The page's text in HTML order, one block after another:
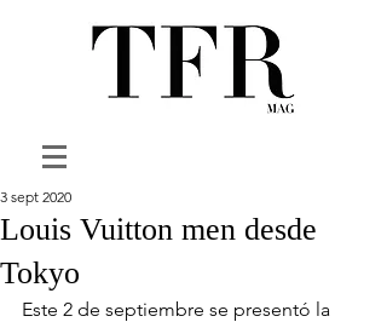
Louis Vuitton men desde
Tokyo
3 sept 2020
Este 2 de septiembre se presentó la